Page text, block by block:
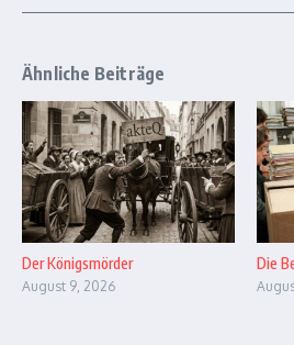
Ähnliche Beiträge
Der Königsmörder
August 9, 2026
Die